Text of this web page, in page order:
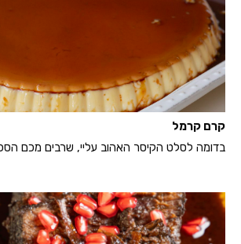
קרם קרמל
בדומה לסלט הקיסר האהוב עליי, שרבים מכם